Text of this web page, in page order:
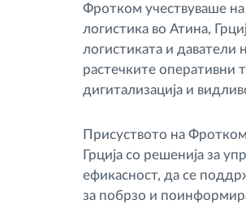
Фротком учествуваше на
логистика во Атина,
логистиката и даватели
растечките оперативни
дигитализација и
Присуството на
Грција со решенија за
ефикасност, да се
за побрзо и